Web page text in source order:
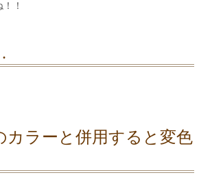
！
カラーと併用すると変色